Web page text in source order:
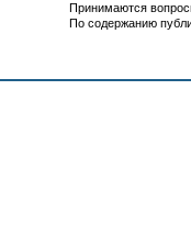
Принимаются
По содержанию